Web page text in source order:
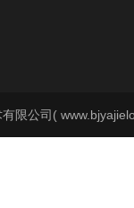
有限公司(